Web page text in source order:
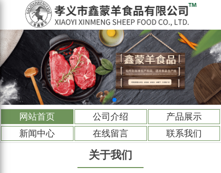
网站首页 公司介绍
产品展示
新闻中心
在线留言 联系我们
关于我们